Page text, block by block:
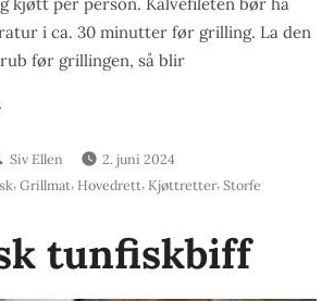
kjøtt per person. Kalvefileten bør ha
i ca. 30 minutter før grilling. La den
før grillingen, så blir
Skrevet
av
Siv Ellen
2. juni 2024
, Grillmat, Hovedrett, Kjøttretter, Storfe
tunfiskbiff